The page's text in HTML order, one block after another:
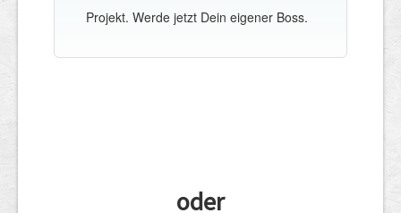
Projekt. Werde jetzt Dein eigener Boss.
oder